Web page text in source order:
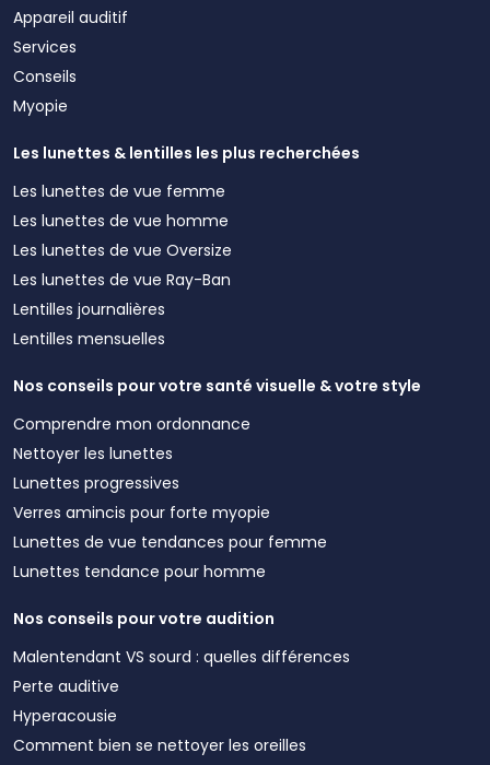
Appareil auditif
Services
Conseils
Myopie
Les lunettes & lentilles les plus recherchées
Les lunettes de vue femme
Les lunettes de vue homme
Les lunettes de vue Oversize
Les lunettes de vue Ray-Ban
Lentilles journalières
Lentilles mensuelles
Nos conseils pour votre santé visuelle & votre style
Comprendre mon ordonnance
Nettoyer les lunettes
Lunettes progressives
Verres amincis pour forte myopie
Lunettes de vue tendances pour femme
Lunettes tendance pour homme
Nos conseils pour votre audition
Malentendant VS sourd : quelles différences
Perte auditive
Hyperacousie
Comment bien se nettoyer les oreilles